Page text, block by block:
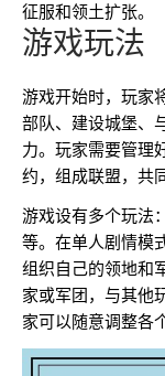
征服和领土扩张。
游戏玩法
游戏开始时，玩家
部队、建设城堡、
力。玩家需要管理
约，组成联盟，共
游戏设有多个玩法
等。在单人剧情模
组织自己的领地和
家或军团，与其他
家可以随意调整各